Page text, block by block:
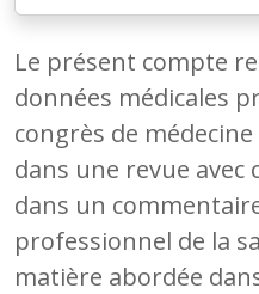
Le présent compte
données médicales
congrès de
dans une revue avec
dans un
professionnel de la
matière abordée